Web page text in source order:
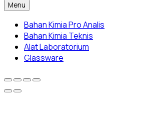
Menu
Bahan Kimia Pro Analis
Bahan Kimia Teknis
Alat Laboratorium
Glassware